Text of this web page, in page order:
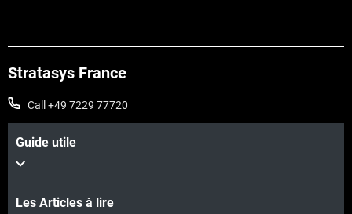
Stratasys France
Call +49 7229 77720
Guide utile
Les Articles à lire